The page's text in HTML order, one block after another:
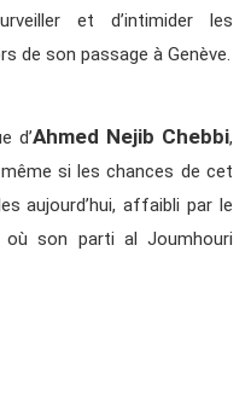
et d’intimider les
de son passage à Genève.
d’Ahmed Nejib Chebbi,
si les chances de cet
aujourd’hui, affaibli par le
où son parti al Joumhouri